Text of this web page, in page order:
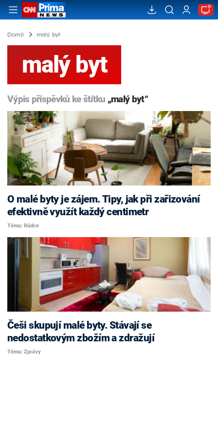
Domů malý byt
malý byt
Výpis příspěvků ke štítku „malý byt“
O malé byty je zájem. Tipy, jak při zařizování
efektivně využít každý centimetr
Téma: Rádce
Češi skupují malé byty. Stávají se
nedostatkovým zbožím a zdražují
Téma: Zprávy